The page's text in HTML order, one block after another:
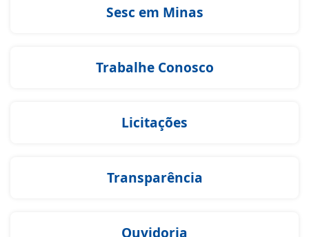
Sesc em Minas
Trabalhe Conosco
Licitações
Transparência
Ouvidoria